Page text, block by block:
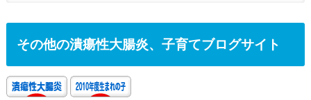
その他の潰瘍性大腸炎、子育てブログサイト